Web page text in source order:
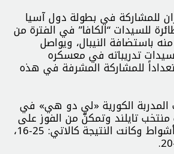
للمشاركة في بطولة دول آسيا
للسيدات “الكافا” في الفترة من
22 مايو ولغاية 29 منه باستضافة النيبال، ويواصل
تدريباته في معسكره
للمشاركة المشرفة في هذه
الكورية «لي دو هي» في
تايلند وتمكنّ من الفوز على
منافساتهن بأربعة أشواط وكانت النتيجة كالاتي: 25-16،